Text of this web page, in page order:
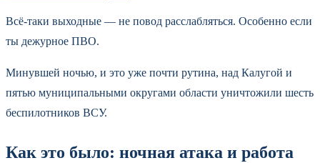
Всё-таки выходные — не повод расслабляться. Особенно если
ты дежурное ПВО.
Минувшей ночью, и это уже почти рутина, над Калугой и
пятью муниципальными округами области уничтожили шесть
беспилотников ВСУ.
Как это было: ночная атака и работа